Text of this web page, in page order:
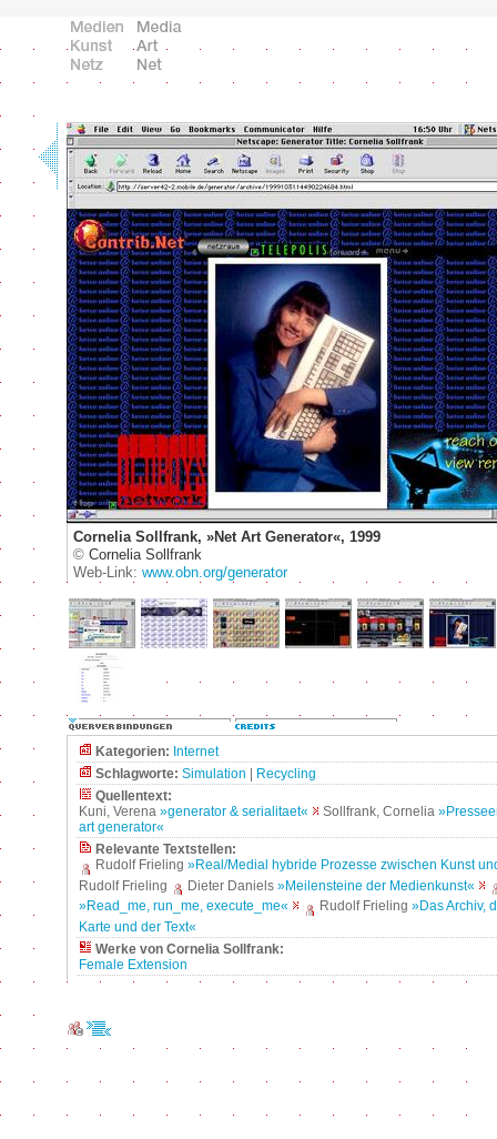
Cornelia Sollfrank, »Net Art Generator«, 1999
© Cornelia Sollfrank
Web-Link: www.obn.org/generator
Kategorien: Internet
Schlagworte: Simulation
Recycling
Quellentext:
Kuni, Verena »generator & serialitaet« Sollfrank, Cornelia
art generator«
Relevante Textstellen:
Rudolf Frieling »Real/Medial hybride Prozesse zwischen Kunst
Rudolf Frieling
Dieter Daniels »Meilensteine der Medienkunst«
»Read_me, run_me, execute_me«
Rudolf Frieling »Das Archiv,
Karte und der Text«
Werke von Cornelia Sollfrank:
Female Extension